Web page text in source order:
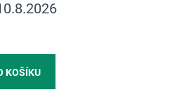
KOŠÍKU